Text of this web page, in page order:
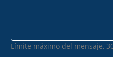
Límite máximo del mensaje,